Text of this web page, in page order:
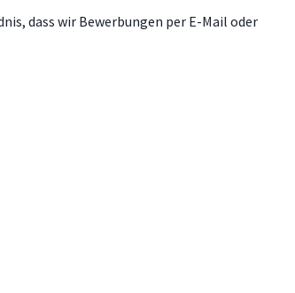
dass wir Bewerbungen per E-Mail oder